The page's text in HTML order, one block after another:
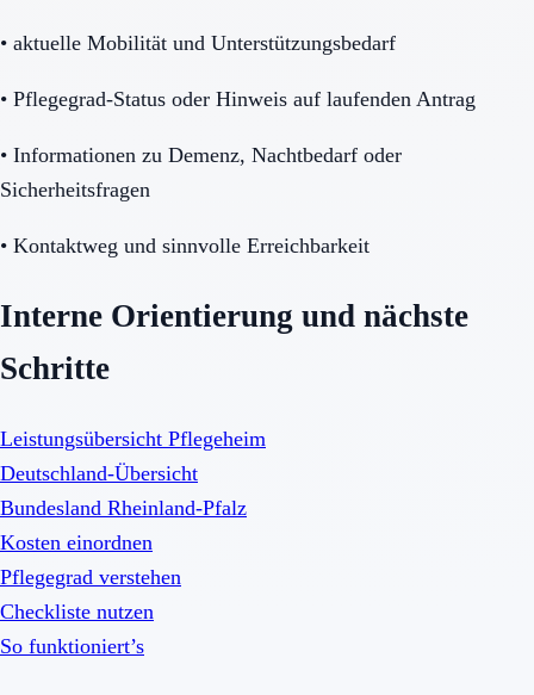
• aktuelle Mobilität und Unterstützungsbedarf
• Pflegegrad-Status oder Hinweis auf laufenden Antrag
• Informationen zu Demenz, Nachtbedarf oder
Sicherheitsfragen
• Kontaktweg und sinnvolle Erreichbarkeit
Interne Orientierung und nächste
Schritte
Leistungsübersicht Pflegeheim
Deutschland-Übersicht
Bundesland Rheinland-Pfalz
Kosten einordnen
Pflegegrad verstehen
Checkliste nutzen
So funktioniert’s